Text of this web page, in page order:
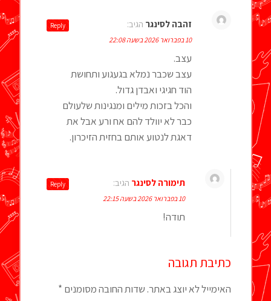
זהבה לסינגר הגיב:
10 בפברואר 2026 בשעה 22:08
עצב.
עצב שכבר נמלא בגעגוע ותחושת
הוד חגיגי ואבדן גדול.
והכל בזכות מילים ומנגינות שלעולם
כבר לא יוולד להם אח ורע אבל את
דאגת לנטוע אותם בחזית הזיכרון.
Reply
תימורה לסינגר הגיב:
10 בפברואר 2026 בשעה 22:15
תודה!
Reply
כתיבת תגובה
האימייל לא יוצג באתר. שדות החובה מסומנים *